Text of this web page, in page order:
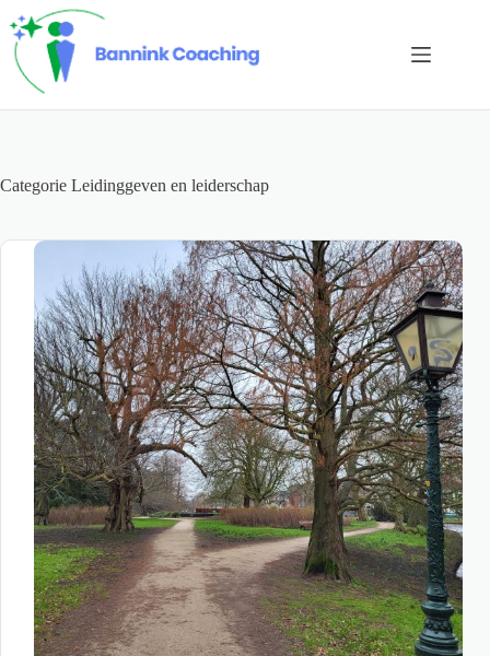
naar
de
inhoud
Categorie Leidinggeven en leiderschap